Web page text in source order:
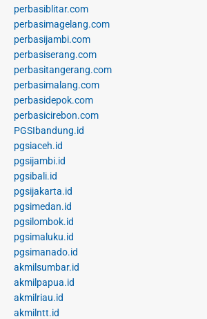
perbasiblitar.com
perbasimagelang.com
perbasijambi.com
perbasiserang.com
perbasitangerang.com
perbasimalang.com
perbasidepok.com
perbasicirebon.com
PGSIbandung.id
pgsiaceh.id
pgsijambi.id
pgsibali.id
pgsijakarta.id
pgsimedan.id
pgsilombok.id
pgsimaluku.id
pgsimanado.id
akmilsumbar.id
akmilpapua.id
akmilriau.id
akmilntt.id